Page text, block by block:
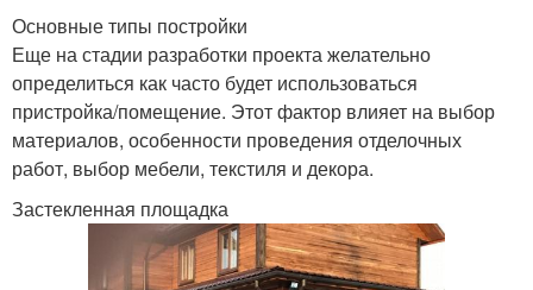
Основные типы постройки
Еще на стадии разработки проекта желательно
определиться как часто будет использоваться
пристройка/помещение. Этот фактор влияет на выбор
материалов, особенности проведения отделочных
работ, выбор мебели, текстиля и декора.
Застекленная площадка